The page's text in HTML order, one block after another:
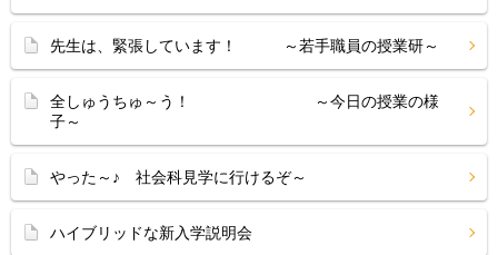
先生は、緊張しています！ ～若手職員の授業研～
全しゅうちゅ～う！ ～今日の授業の様
子～
やった～♪ 社会科見学に行けるぞ～
ハイブリッドな新入学説明会